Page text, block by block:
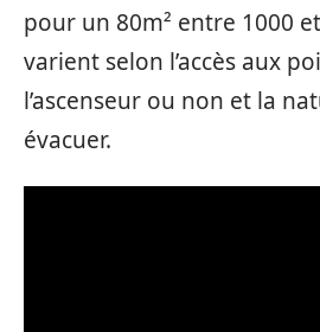
pour un 80m² entre 1000
varient selon l’accès aux
l’ascenseur ou non et la
évacuer.